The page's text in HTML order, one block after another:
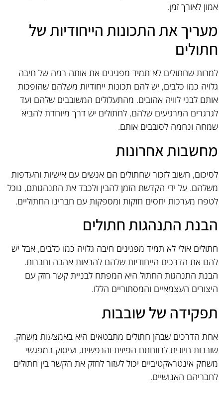
אמון לאורך זמן.
מעריך את התכונות הייחודיות של
חתולים
למרות שחתולים לא תמיד מפגינים את אותה רמה של חיבה
גלויה כמו כלבים, יש להם תכונות ייחודיות משלהם שהופכות
אותם לבני לוויה אהובים. מהתעלולים המשובבים שלהם ועד
לגרגרים המרגיעים שלהם, לחתולים יש דרך מיוחדת להביא
שמחה ונחמה לסובבים אותם.
מחשבות אחרונות
לסיכום, חשוב לזכור שחתולים הם אנשים עם אישיות והעדפות
משלהם. על ידי הקדשת הזמן להבין ולכבד את התנהגותם, נוכל
לטפח מערכות יחסים חזקות ומספקות עם חברינו החתוליים.
הבנת התנהגות חתולים
חתולים אולי לא תמיד מפגינים חיבה גלויה כמו כלבים, אבל יש
להם את הדרכים הייחודיות שלהם להראות אהבה וחברות.
הבנת התנהגות החתול היא המפתח לבניית קשר חזק עם
היצורים העצמאיים והמסתוריים הללו.
תפקידה של שובבות
אחת הדרכים שבהן חתולים מתבטאים היא באמצעות משחק.
שובבות חיונית לרווחתם הפיזית והנפשית, ועיסוק במפגשי
משחק אינטראקטיביים יכול לעזור לחזק את הקשר בין חתולים
לחבריהם האנושיים.